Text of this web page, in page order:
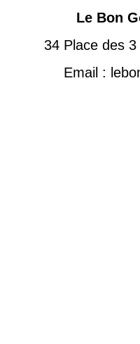
Le Bon
34 Place des
Email :